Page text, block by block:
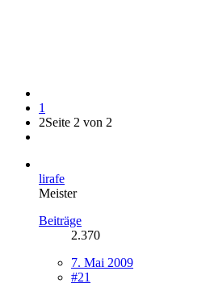
1
2Seite 2 von 2
lirafe
Meister
Beiträge
2.370
7. Mai 2009
#21